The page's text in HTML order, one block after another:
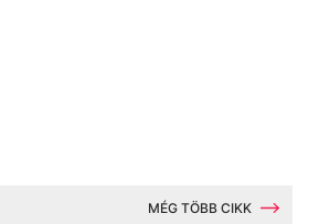
MÉG TÖBB CIKK